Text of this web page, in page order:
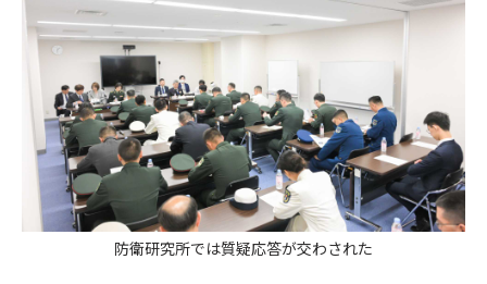
防衛研究所では質疑応答が交わされた